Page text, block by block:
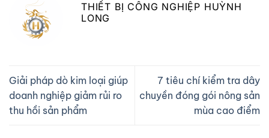
THIẾT BỊ CÔNG NGHIỆP HUỲNH
LONG
Giải pháp dò kim loại giúp
doanh nghiệp giảm rủi ro
thu hồi sản phẩm
7 tiêu chí kiểm tra dây
chuyền đóng gói nông sản
mùa cao điểm